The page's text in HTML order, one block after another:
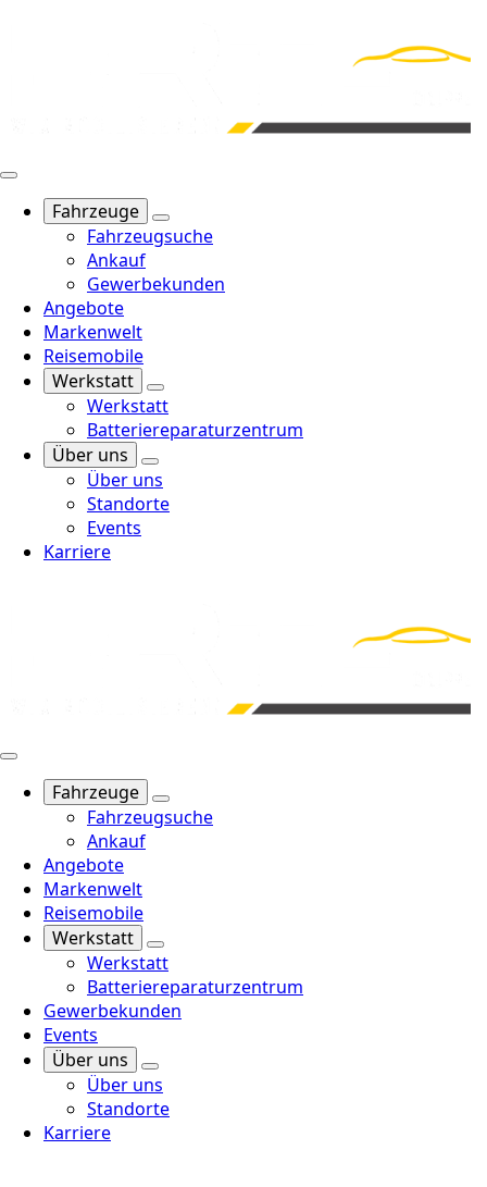
Fahrzeuge
Fahrzeugsuche
Ankauf
Gewerbekunden
Angebote
Markenwelt
Reisemobile
Werkstatt
Werkstatt
Batteriereparaturzentrum
Über uns
Über uns
Standorte
Events
Karriere
Fahrzeuge
Fahrzeugsuche
Ankauf
Angebote
Markenwelt
Reisemobile
Werkstatt
Werkstatt
Batteriereparaturzentrum
Gewerbekunden
Events
Über uns
Über uns
Standorte
Karriere